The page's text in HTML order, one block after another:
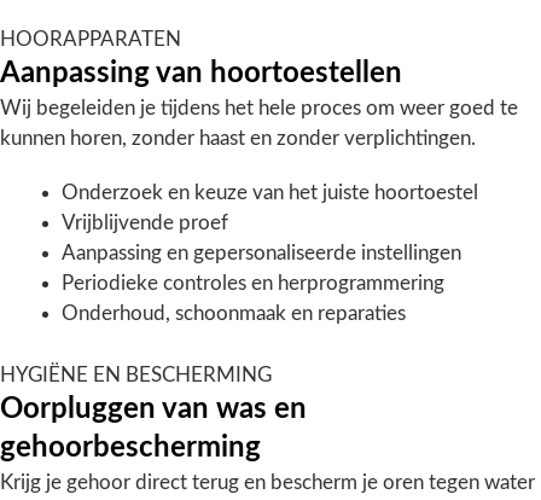
HOORAPPARATEN
Aanpassing van hoortoestellen
Wij begeleiden je tijdens het hele proces om weer goed te
kunnen horen, zonder haast en zonder verplichtingen.
Onderzoek en keuze van het juiste hoortoestel
Vrijblijvende proef
Aanpassing en gepersonaliseerde instellingen
Periodieke controles en herprogrammering
Onderhoud, schoonmaak en reparaties
HYGIËNE EN BESCHERMING
Oorpluggen van was en
gehoorbescherming
Krijg je gehoor direct terug en bescherm je oren tegen water